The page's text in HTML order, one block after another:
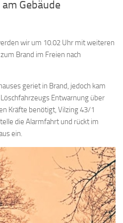
Gebäude
wir um 10.02 Uhr mit weiteren
Brand im Freien nach
geriet in Brand, jedoch kam
Entwarnung über
Kräfte benötigt, Vilzing 43/1
die Alarmfahrt und rückt im
ein.